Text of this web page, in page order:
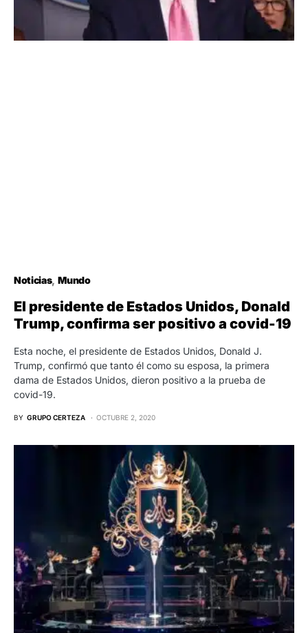
Noticias Mundo
El presidente de Estados Unidos, Donald
Trump, confirma ser positivo a covid-19
Esta noche, el presidente de Estados Unidos, Donald J.
Trump, confirmó que tanto él como su esposa, la primera
dama de Estados Unidos, dieron positivo a la prueba de
covid-19.
BY GRUPO CERTEZA OCTUBRE 2, 2020